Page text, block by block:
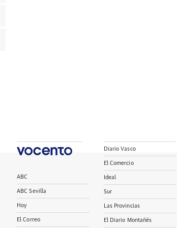
ABC
ABC Sevilla
Hoy
El Correo
Diario Vasco
El Comercio
Ideal
Sur
Las Provincias
El Diario Montañés